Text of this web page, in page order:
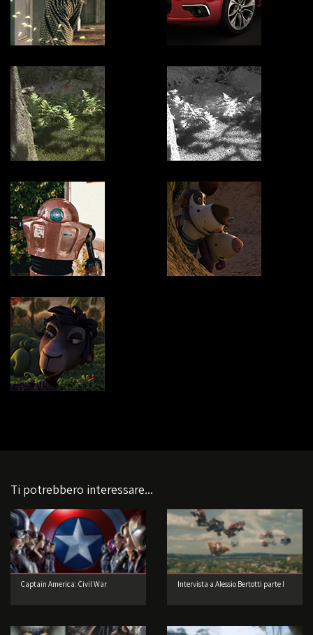
Ti potrebbero interessare...
Captain America: Civil War Intervista a Alessio Bertotti parte I